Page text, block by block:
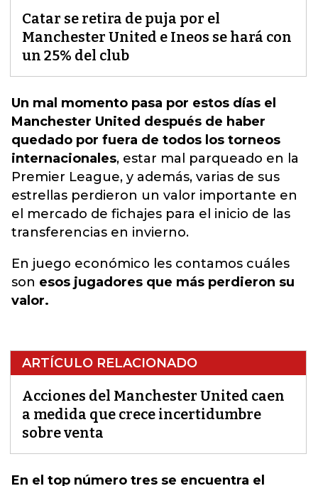
Catar se retira de puja por el
Manchester United e Ineos se hará con
un 25% del club
Un mal momento pasa por estos días el
Manchester United después de haber
quedado por fuera de todos los torneos
internacionales, estar mal parqueado en la
Premier League, y además, varias de sus
estrellas perdieron un valor importante en
el mercado de fichajes para el inicio de las
transferencias en invierno.
En juego económico les contamos cuáles
son esos jugadores que más perdieron su
valor.
ARTÍCULO RELACIONADO
Acciones del Manchester United caen
a medida que crece incertidumbre
sobre venta
En el top número tres se encuentra el